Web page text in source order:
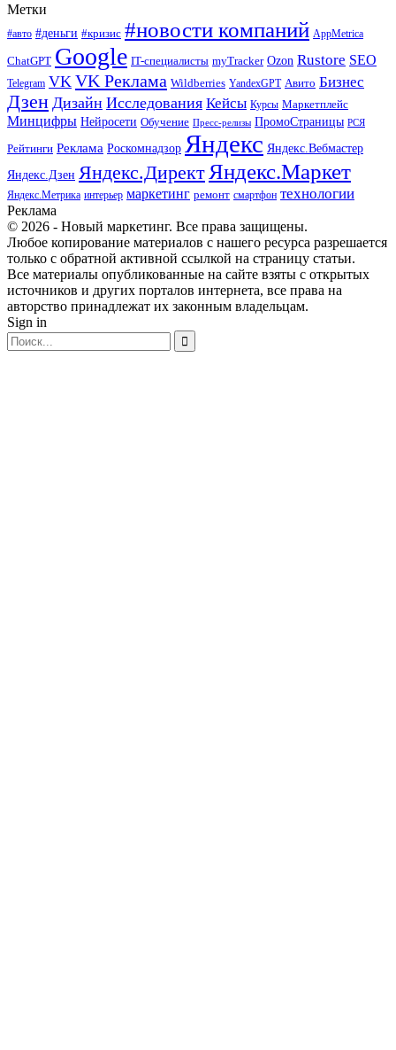
Метки
#авто #деньги #кризис #новости компаний AppMetrica
ChatGPT Google IT-специалисты myTracker Ozon Rustore SEO
Telegram VK VK Реклама Wildberries YandexGPT Авито Бизнес
Дзен Дизайн Исследования Кейсы Курсы Маркетплейс
Минцифры Нейросети Обучение Пресс-релизы ПромоСтраницы РСЯ
Рейтинги Реклама Роскомнадзор Яндекс Яндекс.Вебмастер
Яндекс.Дзен Яндекс.ДиректЯндекс.Маркет
Яндекс.Метрика интерьер маркетинг ремонт смартфон технологии
Реклама
© 2026 - Новый маркетинг. Все права защищены.
Любое копирование материалов с нашего ресурса разрешается
только с обратной активной ссылкой на страницу статьи.
Все материалы опубликованные на сайте взяты с открытых
источников и других порталов интернета, все права на
авторство принадлежат их законным владельцам.
Sign in